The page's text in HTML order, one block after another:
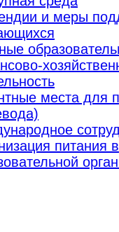
и меры
места для
питания в